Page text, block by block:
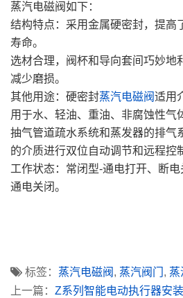
蒸汽电磁阀如下：
结构特点：采用金属硬密封，提高
寿命。
选材合理，阀杯和导向套间巧妙地
减少磨损。
其他用途：硬密封蒸汽电磁阀适用
用于水、轻油、重油、非腐蚀性气
抽气管道疏水系统和蒸发器的排气
的介质进行双位自动调节和远程控
工作状态：常闭型-通电打开、断电
通电关闭。
标签： 蒸汽电磁阀 , 蒸汽阀门 , 蒸
上一篇： Z系列智能电动执行器安